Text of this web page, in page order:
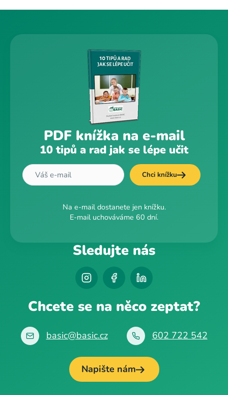
PDF knížka na e-mail
10 tipů a rad jak se lépe učit
Chci knížku
Na e-mail dostanete jen knížku.
E-mail uchováváme 60 dní.
Sledujte nás
Chcete se na něco zeptat?
basic@basic.cz 602 722 542
Napište nám